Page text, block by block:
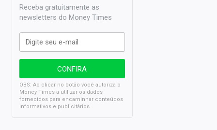
Receba gratuitamente as
newsletters do Money Times
OBS: Ao clicar no botão você autoriza o
Money Times a utilizar os dados
fornecidos para encaminhar conteúdos
informativos e publicitários.